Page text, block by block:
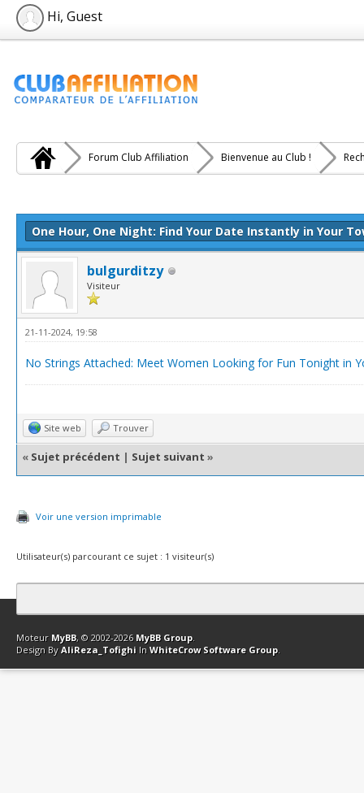
Hi, Guest
Forum Club Affiliation Bienvenue au Club !
One Hour, One Night: Find Your Date Instantly in Your
bulgurditzy
Visiteur
21-11-2024, 19:58
No Strings Attached: Meet Women Looking for Fun Tonight in
Site web Trouver
« Sujet précédent | Sujet suivant »
Voir une version imprimable
Utilisateur(s) parcourant ce sujet : 1 visiteur(s)
Contact Club Affiliation Retourner en haut Version bas-débit
Moteur MyBB, © 2002-2026 MyBB Group.
Design By AliReza_Tofighi In WhiteCrow Software Group.